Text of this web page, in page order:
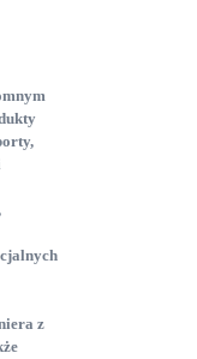
,
z